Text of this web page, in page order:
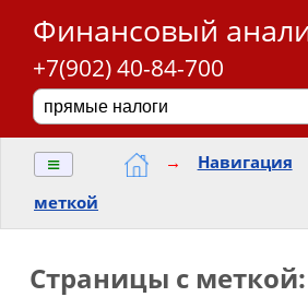
Финансовый
+7(902) 40-84-700
≡ → Навигация
меткой
Страницы с